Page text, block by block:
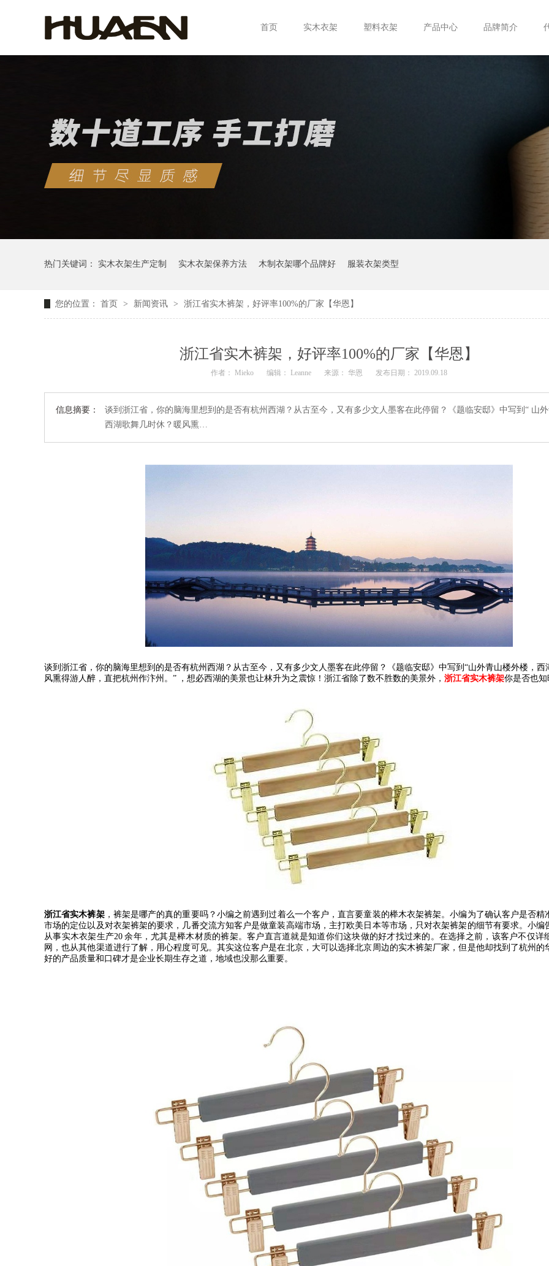
首页 实木衣架 塑料衣架 产品中心 品牌简介
热门关键词： 实木衣架生产定制 实木衣架保养方法 木制衣架哪个品牌好 服装衣架类型
您的位置： 首页 > 新闻资讯 > 浙江省实木裤架，好评率100%的厂家【华恩】
浙江省实木裤架，好评率100%的厂家【华恩】
作者： Mieko 编辑： Leanne 来源： 华恩 发布日期： 2019.09.18
信息摘要：
谈到浙江省，你的脑海里想到的是否有杭州西湖？从古至今，又有多少文人墨客在此停留？《题临安邸》中写到“ 山外
西湖歌舞几时休？暖风熏…
谈到浙江省，你的脑海里想到的是否有杭州西湖？从古至今，又有多少文人墨客在此停留？《题临安邸》中写到 “山外青山楼外楼，西
风熏得游人醉，直把杭州作汴州。 ” ，想必西湖的美景也让林升为之震惊！浙江省除了数不胜数的美景外， 浙江省实木裤架你是否也知
浙江省实木裤架，裤架是哪产的真的重要吗？小编之前遇到过着么一个客户，直言要童装的榉木衣架裤架。小编为了确认客户是否精
市场的定位以及对衣架裤架的要求，几番交流方知客户是做童装高端市场，主打欧美日本等市场，只对衣架裤架的细节有要求。小编
从事实木衣架生产20 余年，尤其是榉木材质的裤架。客户直言道就是知道你们这块做的好才找过来的。在选择之前，该客户不仅详
网，也从其他渠道进行了解，用心程度可见。其实这位客户是在北京，大可以选择北京周边的实木裤架厂家，但是他却找到了杭州的
好的产品质量和口碑才是企业长期生存之道，地域也没那么重要。